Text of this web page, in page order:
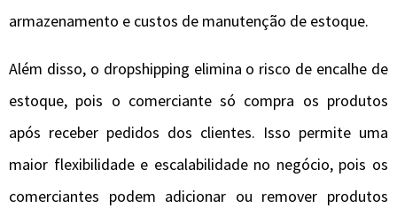
armazenamento e custos de manutenção de estoque.
Além disso, o dropshipping elimina o risco de encalhe de
estoque, pois o comerciante só compra os produtos
após receber pedidos dos clientes. Isso permite uma
maior flexibilidade e escalabilidade no negócio, pois os
comerciantes podem adicionar ou remover produtos